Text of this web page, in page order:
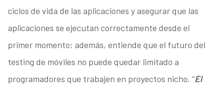
ciclos de vida de las aplicaciones y asegurar que las
aplicaciones se ejecutan correctamente desde el
primer momento; además, entiende que el futuro del
testing de móviles no puede quedar limitado a
programadores que trabajen en proyectos nicho. “El